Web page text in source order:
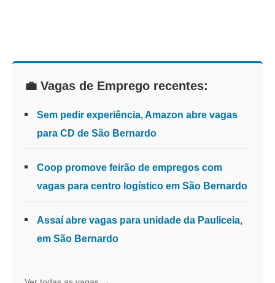
💼 Vagas de Emprego recentes:
Sem pedir experiência, Amazon abre vagas
para CD de São Bernardo
Coop promove feirão de empregos com
vagas para centro logístico em São Bernardo
Assaí abre vagas para unidade da Pauliceia,
em São Bernardo